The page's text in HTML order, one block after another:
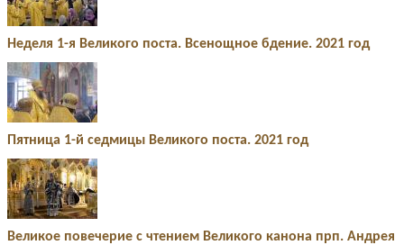
Неделя 1-я Великого поста. Всенощное бдение. 2021 год
Пятница 1-й седмицы Великого поста. 2021 год
Великое повечерие с чтением Великого канона прп. Андрея